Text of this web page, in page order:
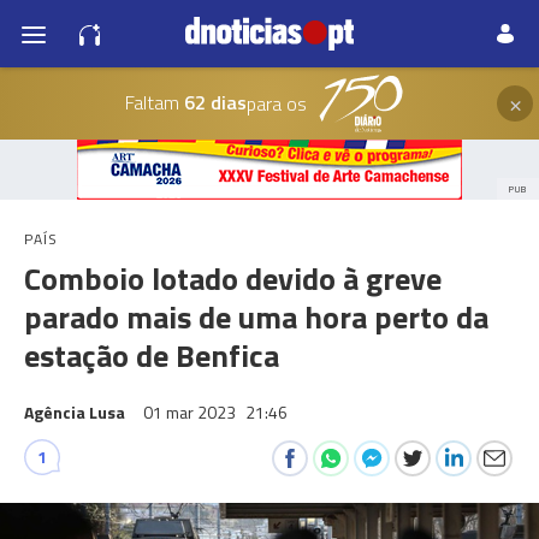
Faltam 62 diaspara os ×
PUB
PAÍS
Comboio lotado devido à greve
parado mais de uma hora perto da
estação de Benfica
Agência Lusa 01 mar 2023 21:46
1